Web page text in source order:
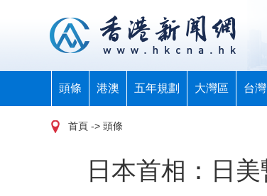
頭條 港澳 五年規劃 大灣區 台灣
首頁 -> 頭條
日本首相：日